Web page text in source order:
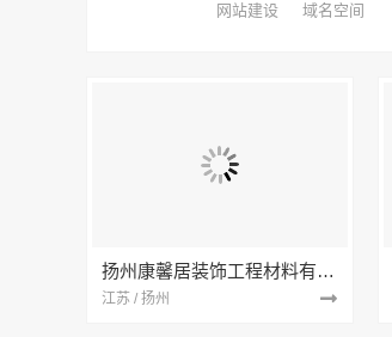
网站建设
域名空间
扬州康馨居装饰工程材料有限公司
江苏 / 扬州